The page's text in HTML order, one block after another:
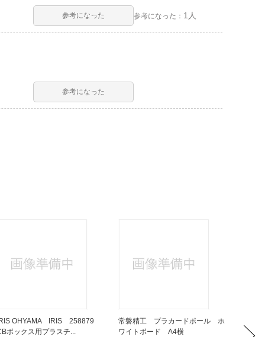
参考になった 参考になった： 1人
参考になった
IRIS OHYAMA IRIS 258879
ボックス用プラスチ...
常磐精工 プラカードポール ホ
ワイトボード A4横
ギュ